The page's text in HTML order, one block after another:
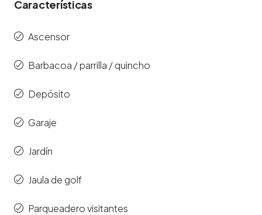
Características
Ascensor
Barbacoa / parrilla / quincho
Depósito
Garaje
Jardín
Jaula de golf
Parqueadero visitantes